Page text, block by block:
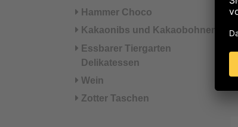
Hammer Choco
Kakaonibs und Kakaobohnen
Essbarer Tiergarten
Delikatessen
Wein
Zotter Taschen